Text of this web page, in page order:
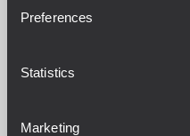
Preferences
Statistics
Marketing